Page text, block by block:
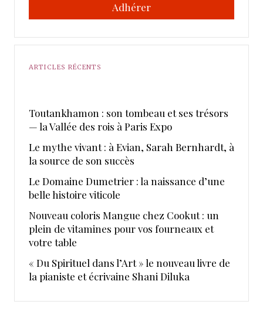
Adhérer
ARTICLES RÉCENTS
Toutankhamon : son tombeau et ses trésors
— la Vallée des rois à Paris Expo
Le mythe vivant : à Evian, Sarah Bernhardt, à
la source de son succès
Le Domaine Dumetrier : la naissance d’une
belle histoire viticole
Nouveau coloris Mangue chez Cookut : un
plein de vitamines pour vos fourneaux et
votre table
« Du Spirituel dans l’Art » le nouveau livre de
la pianiste et écrivaine Shani Diluka